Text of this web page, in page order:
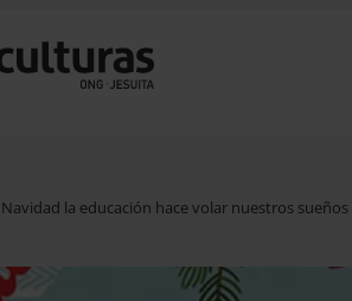
Navidad la educación hace volar nuestros sueños